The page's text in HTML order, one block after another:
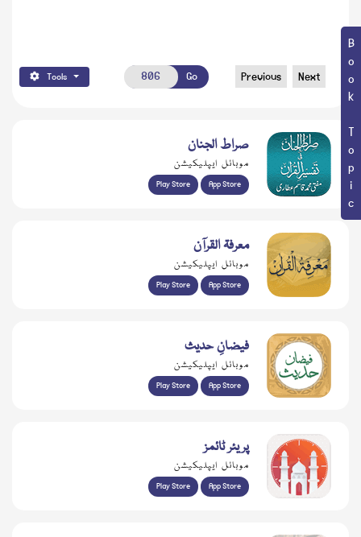
Book Topic
Tools Go Previous Next
صراط الجنان
موبائل ایپلیکیشن
Play Store App Store
معرفۃ القرآن
موبائل ایپلیکیشن
Play Store App Store
فیضانِ حدیث
موبائل ایپلیکیشن
Play Store App Store
پریئر ٹائمز
موبائل ایپلیکیشن
Play Store App Store